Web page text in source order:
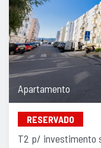
Apartamento
RESERVADO
T2 p/ investimento